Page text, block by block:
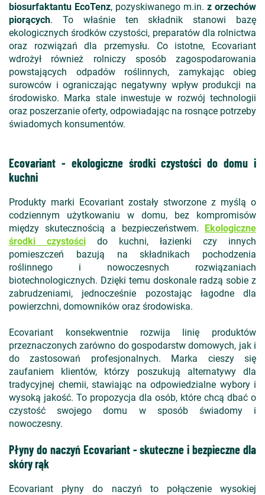
biosurfaktantu EcoTenz, pozyskiwanego m.in. z orzechów
piorących. To właśnie ten składnik stanowi bazę
ekologicznych środków czystości, preparatów dla rolnictwa
oraz rozwiązań dla przemysłu. Co istotne, Ecovariant
wdrożył również rolniczy sposób zagospodarowania
powstających odpadów roślinnych, zamykając obieg
surowców i ograniczając negatywny wpływ produkcji na
środowisko. Marka stale inwestuje w rozwój technologii
oraz poszerzanie oferty, odpowiadając na rosnące potrzeby
świadomych konsumentów.
Ecovariant - ekologiczne środki czystości do domu i
kuchni
Produkty marki Ecovariant zostały stworzone z myślą o
codziennym użytkowaniu w domu, bez kompromisów
między skutecznością a bezpieczeństwem. Ekologiczne
środki czystości do kuchni, łazienki czy innych
pomieszczeń bazują na składnikach pochodzenia
roślinnego i nowoczesnych rozwiązaniach
biotechnologicznych. Dzięki temu doskonale radzą sobie z
zabrudzeniami, jednocześnie pozostając łagodne dla
powierzchni, domowników oraz środowiska.
Ecovariant konsekwentnie rozwija linię produktów
przeznaczonych zarówno do gospodarstw domowych, jak i
do zastosowań profesjonalnych. Marka cieszy się
zaufaniem klientów, którzy poszukują alternatywy dla
tradycyjnej chemii, stawiając na odpowiedzialne wybory i
wysoką jakość. To propozycja dla osób, które chcą dbać o
czystość swojego domu w sposób świadomy i
nowoczesny.
Płyny do naczyń Ecovariant - skuteczne i bezpieczne dla
skóry rąk
Ecovariant płyny do naczyń to połączenie wysokiej